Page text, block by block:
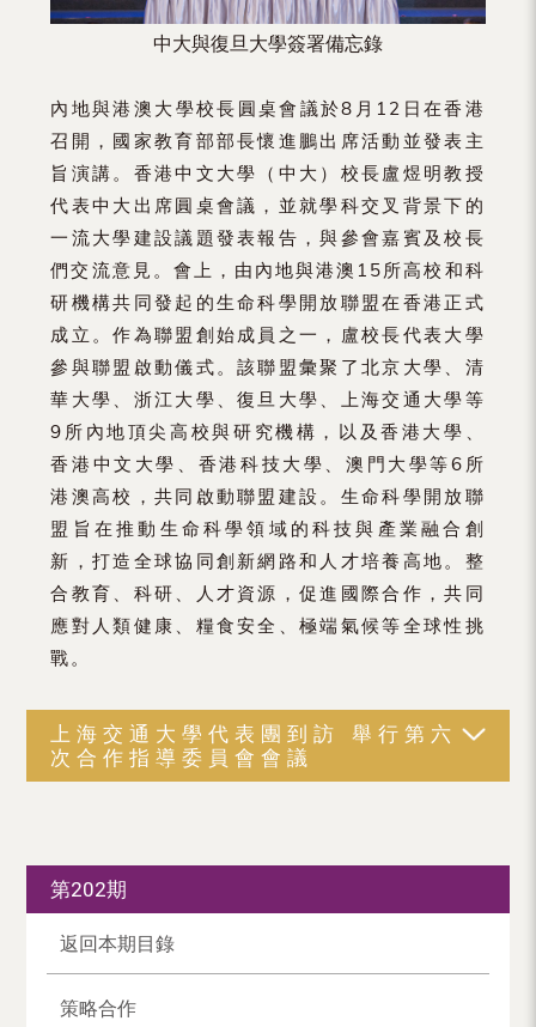
中大與復旦大學簽署備忘錄
內地與港澳大學校長圓桌會議於8月12日在香港
召開，國家教育部部長懷進鵬出席活動並發表主
旨演講。香港中文大學（中大）校長盧煜明教授
代表中大出席圓桌會議，並就學科交叉背景下的
一流大學建設議題發表報告，與參會嘉賓及校長
們交流意見。會上，由內地與港澳15所高校和科
研機構共同發起的生命科學開放聯盟在香港正式
成立。作為聯盟創始成員之一，盧校長代表大學
參與聯盟啟動儀式。該聯盟彙聚了北京大學、清
華大學、浙江大學、復旦大學、上海交通大學等
9所內地頂尖高校與研究機構，以及香港大學、
香港中文大學、香港科技大學、澳門大學等6所
港澳高校，共同啟動聯盟建設。生命科學開放聯
盟旨在推動生命科學領域的科技與產業融合創
新，打造全球協同創新網路和人才培養高地。整
合教育、科研、人才資源，促進國際合作，共同
應對人類健康、糧食安全、極端氣候等全球性挑
戰。
上海交通大學代表團到訪 舉行第六
次合作指導委員會會議
第202期
返回本期目錄
策略合作